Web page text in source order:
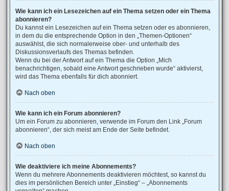
Wie kann ich ein Lesezeichen auf ein Thema setzen oder ein Thema
abonnieren?
Du kannst ein Lesezeichen auf ein Thema setzen oder es abonnieren,
in dem du die entsprechende Option in den „Themen-Optionen“
auswählst, die sich normalerweise ober- und unterhalb des
Diskussionsverlaufs des Themas befinden.
Wenn du bei der Antwort auf ein Thema die Option „Mich
benachrichtigen, sobald eine Antwort geschrieben wurde“ aktivierst,
wird das Thema ebenfalls für dich abonniert.
Nach oben
Wie kann ich ein Forum abonnieren?
Um ein Forum zu abonnieren, verwende im Forum den Link „Forum
abonnieren“, der sich meist am Ende der Seite befindet.
Nach oben
Wie deaktiviere ich meine Abonnements?
Wenn du mehrere Abonnements deaktivieren möchtest, so kannst du
dies im persönlichen Bereich unter „Einstieg“ – „Abonnements